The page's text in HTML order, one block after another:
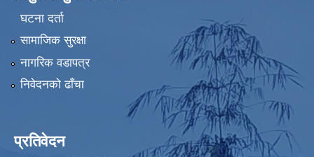
घटना दर्ता
सामाजिक सुरक्षा
नागरिक वडापत्र
निवेदनको ढाँचा
प्रतिवेदन